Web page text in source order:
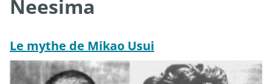
Neesima
Le mythe de Mikao Usui